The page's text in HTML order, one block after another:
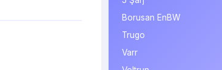
Borusan EnBW
Trugo
Varr